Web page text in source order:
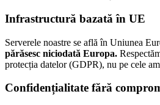
Infrastructură bazată în UE
Serverele noastre se află în Uniunea
părăsesc niciodată Europa.
protecția datelor (GDPR), nu pe cele
Confidențialitate fără